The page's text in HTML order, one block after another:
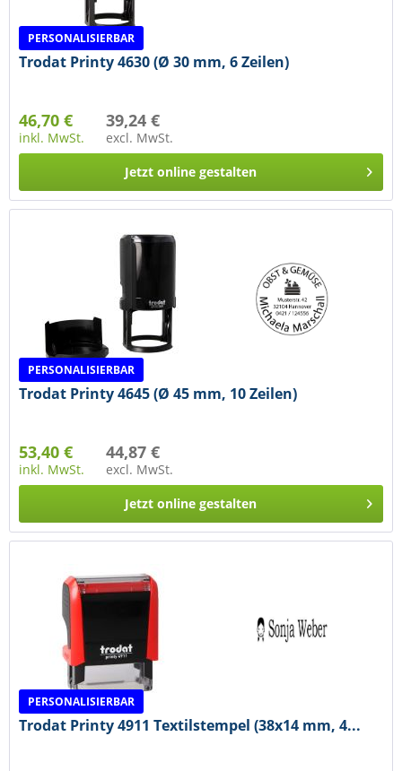
PERSONALISIERBAR
Trodat Printy 4630 (Ø 30 mm, 6 Zeilen)
46,70 €
inkl. MwSt.
39,24 €
excl. MwSt.
Jetzt online gestalten
PERSONALISIERBAR
Trodat Printy 4645 (Ø 45 mm, 10 Zeilen)
53,40 €
inkl. MwSt.
44,87 €
excl. MwSt.
Jetzt online gestalten
PERSONALISIERBAR
Trodat Printy 4911 Textilstempel (38x14 mm, 4...